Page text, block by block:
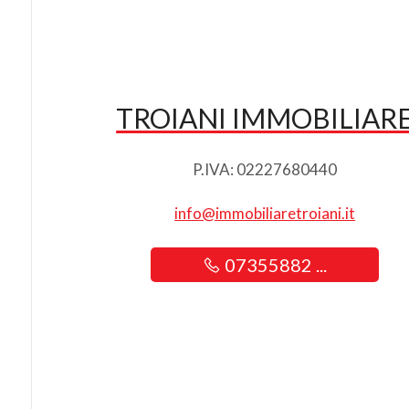
TROIANI
P.IVA: 02227680440
info@immobiliaretroiani.it
07355882 ...